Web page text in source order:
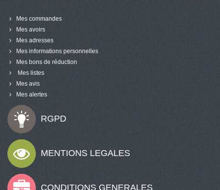
RGPD
MENTIONS LEGALES
CONDITIONS GENERALES
Mes commandes
Mes avoirs
Mes adresses
Mes informations personnelles
Mes bons de réduction
Mes listes
Mes avis
Mes alertes